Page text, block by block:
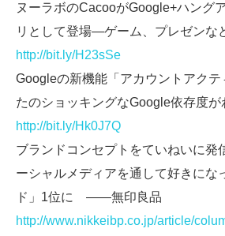
ヌーラボのCacooがGoogle+ハング
リとして登場―ゲーム、プレゼンな
http://bit.ly/H23sSe
Googleの新機能「アカウントアク
たのショッキングなGoogle依存度が
http://bit.ly/Hk0J7Q
ブランドコンセプトをていねいに発
ーシャルメディアを通して好きにな
ド」1位に ――無印良品
http://www.nikkeibp.co.jp/article/